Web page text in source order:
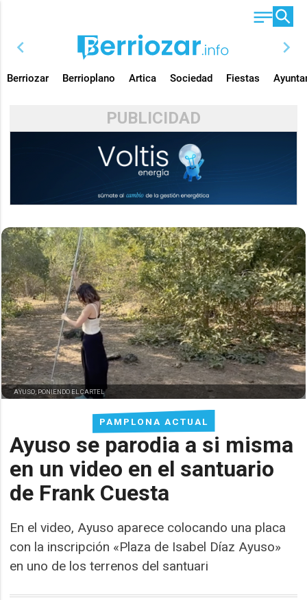
chevron_left chevron_right
Berriozar Berrioplano Artica Sociedad Fiestas
PUBLICIDAD
PAMPLONA ACTUAL
Ayuso se parodia a si misma
en un video en el santuario
de Frank Cuesta
En el video, Ayuso aparece colocando una placa
con la inscripción «Plaza de Isabel Díaz Ayuso»
en uno de los terrenos del santuari
AYUSO, PONIENDO EL CARTEL